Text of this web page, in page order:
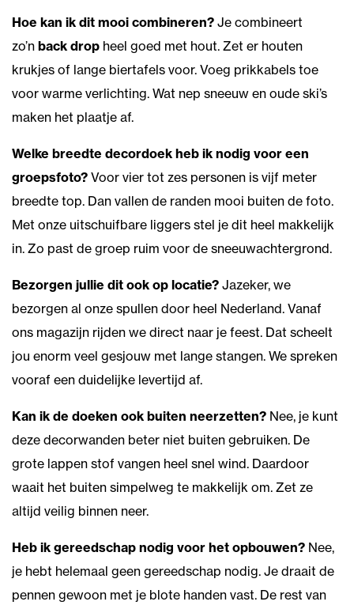
Hoe kan ik dit mooi combineren? Je combineert
zo’n back drop heel goed met hout. Zet er houten
krukjes of lange biertafels voor. Voeg prikkabels toe
voor warme verlichting. Wat nep sneeuw en oude ski’s
maken het plaatje af.
Welke breedte decordoek heb ik nodig voor een
groepsfoto? Voor vier tot zes personen is vijf meter
breedte top. Dan vallen de randen mooi buiten de foto.
Met onze uitschuifbare liggers stel je dit heel makkelijk
in. Zo past de groep ruim voor de sneeuwachtergrond.
Bezorgen jullie dit ook op locatie? Jazeker, we
bezorgen al onze spullen door heel Nederland. Vanaf
ons magazijn rijden we direct naar je feest. Dat scheelt
jou enorm veel gesjouw met lange stangen. We spreken
vooraf een duidelijke levertijd af.
Kan ik de doeken ook buiten neerzetten? Nee, je kunt
deze decorwanden beter niet buiten gebruiken. De
grote lappen stof vangen heel snel wind. Daardoor
waait het buiten simpelweg te makkelijk om. Zet ze
altijd veilig binnen neer.
Heb ik gereedschap nodig voor het opbouwen? Nee,
je hebt helemaal geen gereedschap nodig. Je draait de
pennen gewoon met je blote handen vast. De rest van